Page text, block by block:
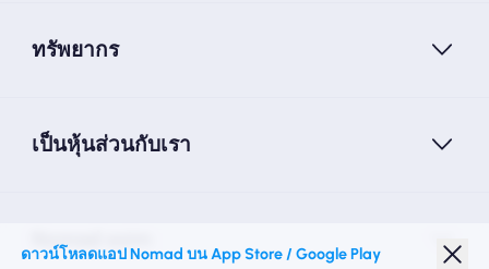
ทรัพยากร
เป็นหุ้นส่วนกับเรา
Nomad esim
ดาวน์โหลดแอป Nomad บน App Store / Google Play